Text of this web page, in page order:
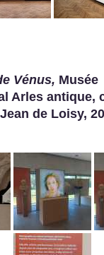
Vénus, Musée
Arles antique,
de Loisy,